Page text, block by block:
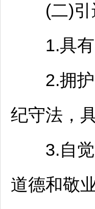
(二)引
1.具有
2.拥护
纪守法，
3.自觉
道德和敬